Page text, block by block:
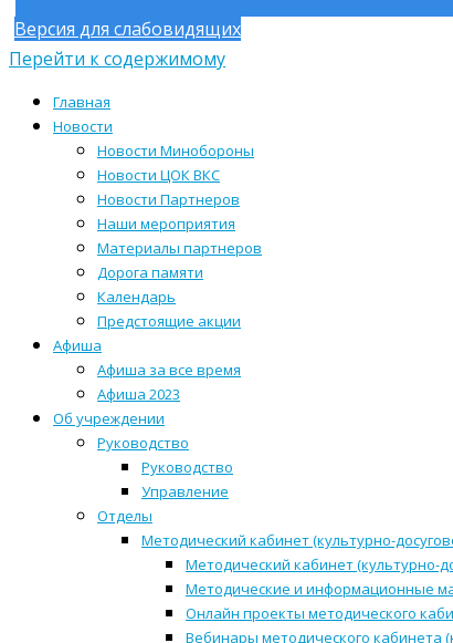
Версия для слабовидящих
Перейти к содержимому
Главная
Новости
Новости Минобороны
Новости ЦОК ВКС
Новости Партнеров
Наши мероприятия
Материалы партнеров
Дорога памяти
Календарь
Предстоящие акции
Афиша
Афиша за все время
Афиша 2023
Об учреждении
Руководство
Руководство
Управление
Отделы
Методический кабинет (культурно-
Методический кабинет (культурно-
Методические и информационные
Онлайн проекты методического
Вебинары методического кабинета